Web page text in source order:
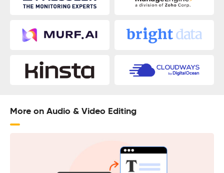
More on Audio & Video Editing